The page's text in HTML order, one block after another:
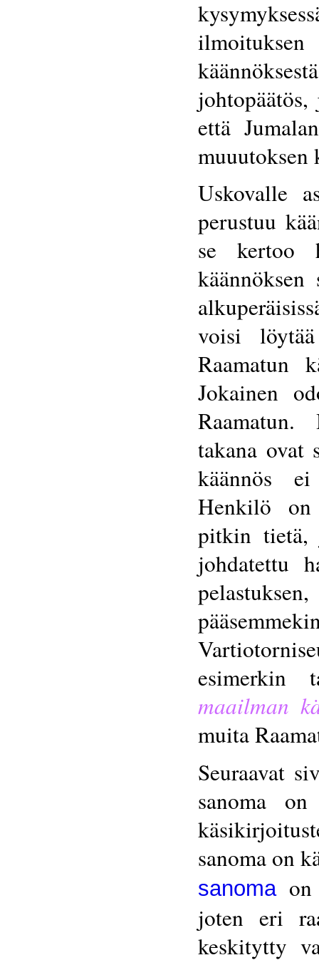
että
muuutoksen
Uskovalle
perustuu
se kertoo
voisi
Raamatun
Jokainen
takana
käännös
Henkilö on
pitkin tietä,
johdatettu
esimerkin
maailman
muita
Seuraavat
sanoma
sanoma on
sanomaon
joten eri
keskitytty